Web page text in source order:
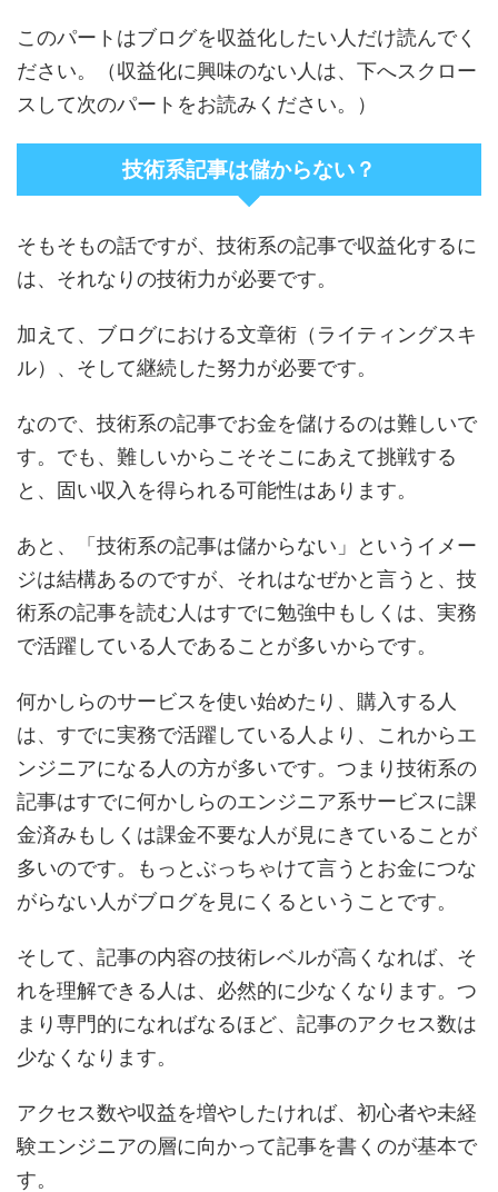
このパートはブログを収益化したい人だけ読んでく
ださい。（収益化に興味のない人は、下へスクロー
スして次のパートをお読みください。）
技術系記事は儲からない？
そもそもの話ですが、技術系の記事で収益化するに
は、それなりの技術力が必要です。
加えて、ブログにおける文章術（ライティングスキ
ル）、そして継続した努力が必要です。
なので、技術系の記事でお金を儲けるのは難しいで
す。でも、難しいからこそそこにあえて挑戦する
と、固い収入を得られる可能性はあります。
あと、「技術系の記事は儲からない」というイメー
ジは結構あるのですが、それはなぜかと言うと、技
術系の記事を読む人はすでに勉強中もしくは、実務
で活躍している人であることが多いからです。
何かしらのサービスを使い始めたり、購入する人
は、すでに実務で活躍している人より、これからエ
ンジニアになる人の方が多いです。つまり技術系の
記事はすでに何かしらのエンジニア系サービスに課
金済みもしくは課金不要な人が見にきていることが
多いのです。もっとぶっちゃけて言うとお金につな
がらない人がブログを見にくるということです。
そして、記事の内容の技術レベルが高くなれば、そ
れを理解できる人は、必然的に少なくなります。つ
まり専門的になればなるほど、記事のアクセス数は
少なくなります。
アクセス数や収益を増やしたければ、初心者や未経
験エンジニアの層に向かって記事を書くのが基本で
す。